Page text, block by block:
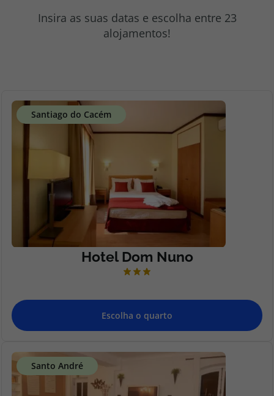
Insira as suas datas e escolha entre 23
alojamentos!